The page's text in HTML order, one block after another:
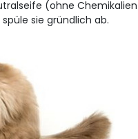
(ohne Chemikalien
sie gründlich ab.